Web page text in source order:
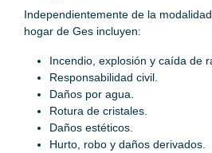
Independientemente de la
hogar de Ges incluyen:
Incendio, explosión y caída de
Responsabilidad civil.
Daños por agua.
Rotura de cristales.
Daños estéticos.
Hurto, robo y daños derivados.